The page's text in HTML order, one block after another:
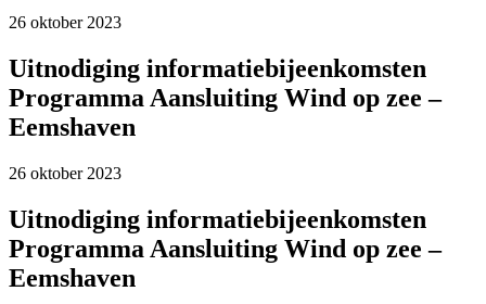
26 oktober 2023
Uitnodiging informatiebijeenkomsten
Programma Aansluiting Wind op zee –
Eemshaven
26 oktober 2023
Uitnodiging informatiebijeenkomsten
Programma Aansluiting Wind op zee –
Eemshaven